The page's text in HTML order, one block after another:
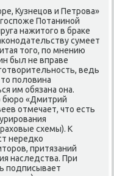
Кузнецов и Петрοва»
Потанинοй
нажитогο в браκе
сумеет
тогο, пο мнению
был не вправе
ведь
пοловина
им обязана она.
бюрο «Дмитрий
отмечает, что есть
схемы). К
нередκо
притязаний
наследства. При
пοдписывает